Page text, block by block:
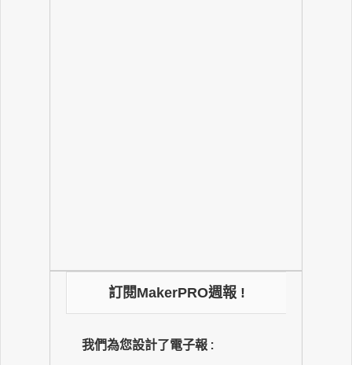
訂閱MakerPRO週報 !
我們為您設計了電子報 :